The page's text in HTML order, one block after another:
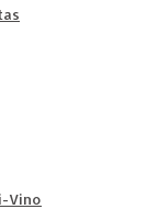
Vino